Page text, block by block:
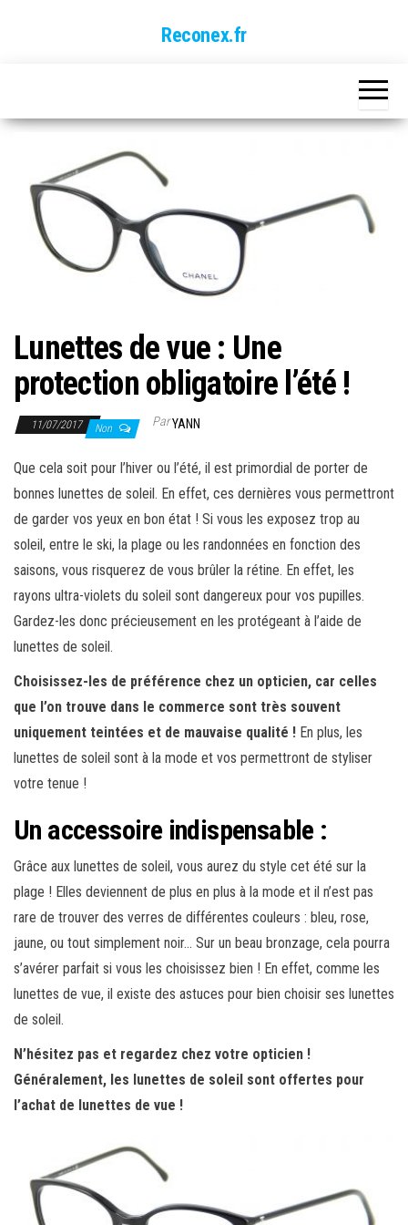
Reconex.fr
Lunettes de vue : Une
protection obligatoire l’été !
11/07/2017 Non ParYANN
Que cela soit pour l’hiver ou l’été, il est primordial de porter de
bonnes lunettes de soleil. En effet, ces dernières vous permettront
de garder vos yeux en bon état ! Si vous les exposez trop au
soleil, entre le ski, la plage ou les randonnées en fonction des
saisons, vous risquerez de vous brûler la rétine. En effet, les
rayons ultra-violets du soleil sont dangereux pour vos pupilles.
Gardez-les donc précieusement en les protégeant à l’aide de
lunettes de soleil.
Choisissez-les de préférence chez un opticien, car celles
que l’on trouve dans le commerce sont très souvent
uniquement teintées et de mauvaise qualité ! En plus, les
lunettes de soleil sont à la mode et vos permettront de styliser
votre tenue !
Un accessoire indispensable :
Grâce aux lunettes de soleil, vous aurez du style cet été sur la
plage ! Elles deviennent de plus en plus à la mode et il n’est pas
rare de trouver des verres de différentes couleurs : bleu, rose,
jaune, ou tout simplement noir… Sur un beau bronzage, cela pourra
s’avérer parfait si vous les choisissez bien ! En effet, comme les
lunettes de vue, il existe des astuces pour bien choisir ses lunettes
de soleil.
N’hésitez pas et regardez chez votre opticien !
Généralement, les lunettes de soleil sont offertes pour
l’achat de lunettes de vue !